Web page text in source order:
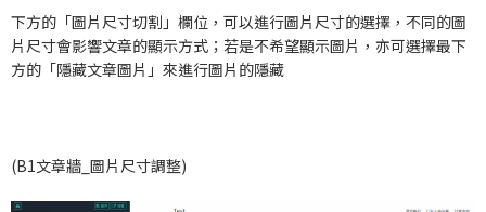
下方的「圖片尺寸切割」欄位，可以進行圖片尺寸的選擇，不同的圖
片尺寸會影響文章的顯示方式；若是不希望顯示圖片，亦可選擇最下
方的「隱藏文章圖片」來進行圖片的隱藏
(B1文章牆_圖片尺寸調整)